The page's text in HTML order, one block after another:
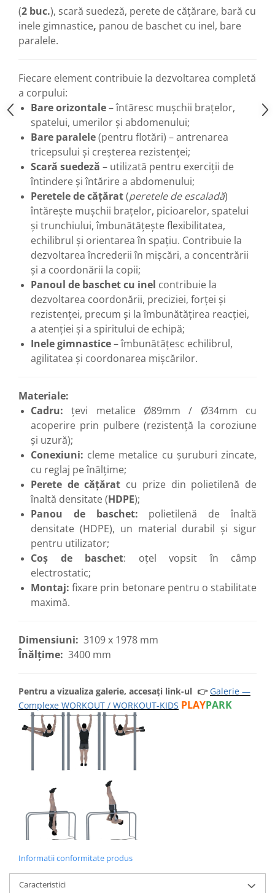
(2 buc.), scară suedeză, perete de cățărare, bară cu
inele gimnastice, panou de baschet cu inel, bare
paralele.
Fiecare element contribuie la dezvoltarea completă
a corpului:
Bare orizontale– întăresc mușchii brațelor,
spatelui, umerilor și abdomenului;
Bare paralele(pentru flotări) – antrenarea
tricepsului și creșterea rezistenței;
Scară suedeză – utilizată pentru exerciții de
întindere și întărire a abdomenului;
Peretele de cățărat(peretele de escaladă)
întărește mușchii brațelor, picioarelor, spatelui
și trunchiului, îmbunătățește flexibilitatea,
echilibrul și orientarea în spațiu. Contribuie la
dezvoltarea încrederii în mișcări, a concentrării
și a coordonării la copii;
Panoul de baschet cu inel contribuie la
dezvoltarea coordonării, preciziei, forței și
rezistenței, precum și la îmbunătățirea reacției,
a atenției și a spiritului de echipă;
Inele gimnastice– îmbunătățesc echilibrul,
agilitatea și coordonarea mișcărilor.
Materiale:
Cadru:țevi metalice Ø89mm / Ø34mm cu
acoperire prin pulbere (rezistență la coroziune
și uzură);
Conexiuni: cleme metalice cu șuruburi zincate,
cu reglaj pe înălțime;
Perete de cățărat cu prize din polietilenă de
înaltă densitate (HDPE);
Panou de baschet: polietilenă de înaltă
densitate (HDPE), un material durabil și sigur
pentru utilizator;
Coș de baschet: oțel vopsit în câmp
electrostatic;
Montaj:fixare prin betonare pentru o stabilitate
maximă.
Dimensiuni: 3109 x 1978 mm
Înălțime: 3400 mm
Pentru a vizualiza galerie, accesați link-ul 👉 Galerie —
Complexe WORKOUT / WORKOUT-KIDS PLAYPARK
Informatii conformitate produs
Caracteristici